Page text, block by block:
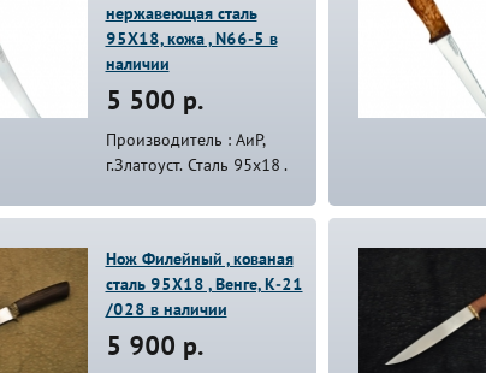
нержавеющая сталь
95Х18, кожа , N66-5 в
наличии
5 500 р.
Производитель : АиР,
г.Златоуст. Сталь 95х18 .
Нож Филейный , кованая
сталь 95Х18 , Венге, К-21
/028 в наличии
5 900 р.